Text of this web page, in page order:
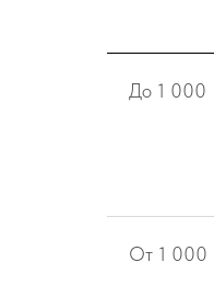
До 1 000
От 1 000